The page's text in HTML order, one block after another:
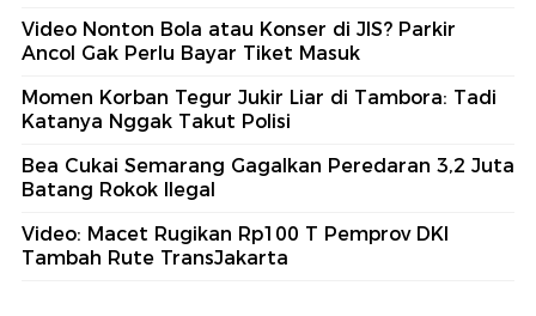
Video Nonton Bola atau Konser di JIS? Parkir
Ancol Gak Perlu Bayar Tiket Masuk
Momen Korban Tegur Jukir Liar di Tambora: Tadi
Katanya Nggak Takut Polisi
Bea Cukai Semarang Gagalkan Peredaran 3,2 Juta
Batang Rokok Ilegal
Video: Macet Rugikan Rp100 T Pemprov DKI
Tambah Rute TransJakarta